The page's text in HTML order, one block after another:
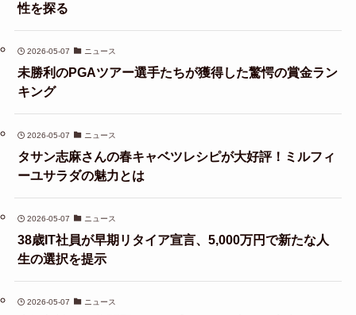
性を探る
2026-05-07 ニュース
未勝利のPGAツアー選手たちが獲得した驚愕の賞金ラン
キング
2026-05-07 ニュース
タサン志麻さんの春キャベツレシピが大好評！ミルフィ
ーユサラダの魅力とは
2026-05-07 ニュース
38歳IT社員が早期リタイア宣言、5,000万円で新たな人
生の選択を提示
2026-05-07 ニュース